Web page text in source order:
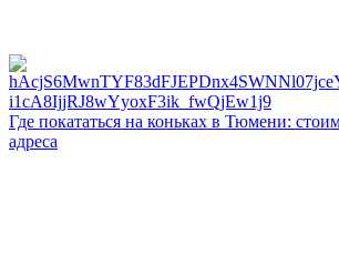
Где покататься на коньках в Тюмени:
адреса